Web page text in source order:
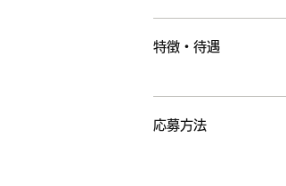
特徴・待遇
応募方法